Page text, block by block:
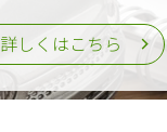
詳しくはこちら